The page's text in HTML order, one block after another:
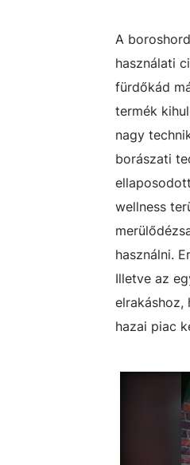
A
használati
fürdőkád
termék
nagy
borászati
wellness
használni.
Illetve az
elrakáshoz,
hazai piac